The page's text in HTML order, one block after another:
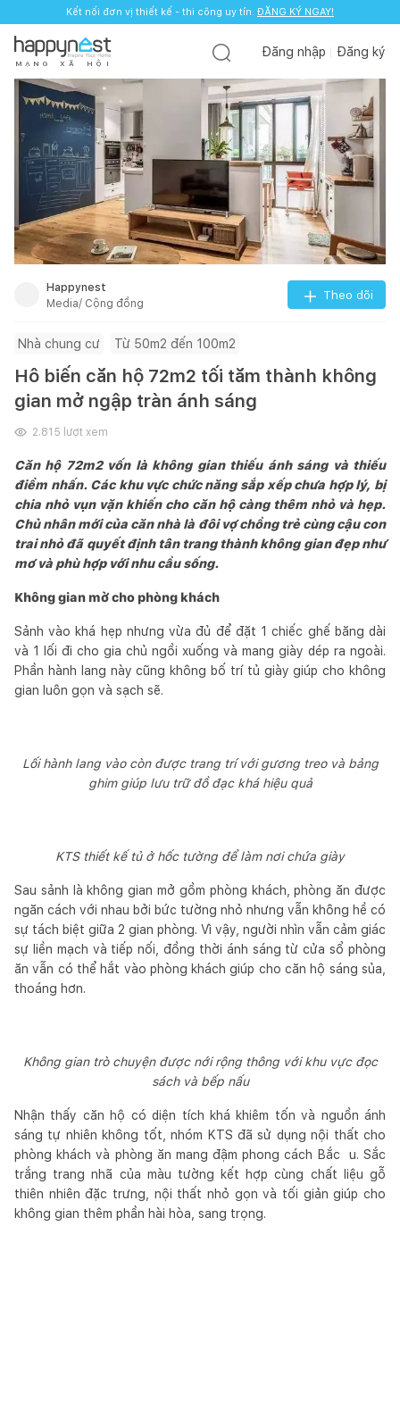
Kết nối đơn vị thiết kế - thi công uy tín. ĐĂNG KÝ NGAY!
M Ạ N G X Ã H Ộ I
Đăng nhập Đăng ký
Happynest
Media/ Cộng đồng
Theo dõi
Nhà chung cư Từ 50m2 đến 100m2
Hô biến căn hộ 72m2 tối tăm thành không
gian mở ngập tràn ánh sáng
2.815 lượt xem
Căn hộ 72m2 vốn là không gian thiếu ánh sáng và thiếu
điểm nhấn. Các khu vực chức năng sắp xếp chưa hợp lý, bị
chia nhỏ vụn vặn khiến cho căn hộ càng thêm nhỏ và hẹp.
Chủ nhân mới của căn nhà là đôi vợ chồng trẻ cùng cậu con
trai nhỏ đã quyết định tân trang thành không gian đẹp như
mơ và phù hợp với nhu cầu sống.
Không gian mở cho phòng khách
Sảnh vào khá hẹp nhưng vừa đủ để đặt 1 chiếc ghế băng dài
và 1 lối đi cho gia chủ ngồi xuống và mang giày dép ra ngoài.
Phần hành lang này cũng không bố trí tủ giày giúp cho không
gian luôn gọn và sạch sẽ.
Lối hành lang vào còn được trang trí với gương treo và bảng
ghim giúp lưu trữ đồ đạc khá hiệu quả
KTS thiết kế tủ ở hốc tường để làm nơi chứa giày
Sau sảnh là không gian mở gồm phòng khách, phòng ăn được
ngăn cách với nhau bởi bức tường nhỏ nhưng vẫn không hề có
sự tách biệt giữa 2 gian phòng. Vì vậy, người nhìn vẫn cảm giác
sự liền mạch và tiếp nối, đồng thời ánh sáng từ cửa sổ phòng
ăn vẫn có thể hắt vào phòng khách giúp cho căn hộ sáng sủa,
thoáng hơn.
Không gian trò chuyện được nới rộng thông với khu vực đọc
sách và bếp nấu
Nhận thấy căn hộ có diện tích khá khiêm tốn và nguồn ánh
sáng tự nhiên không tốt, nhóm KTS đã sử dụng nội thất cho
phòng khách và phòng ăn mang đậm phong cách Bắc u. Sắc
trắng trang nhã của màu tường kết hợp cùng chất liệu gỗ
thiên nhiên đặc trưng, nội thất nhỏ gọn và tối giản giúp cho
không gian thêm phần hài hòa, sang trọng.